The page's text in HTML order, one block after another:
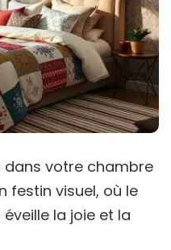
dans votre chambre
festin visuel, où le
la joie et la